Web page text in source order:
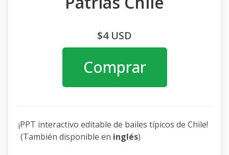
$4 USD
Comprar
¡PPT interactivo editable de bailes típicos de Chile!
(También disponible en inglés)